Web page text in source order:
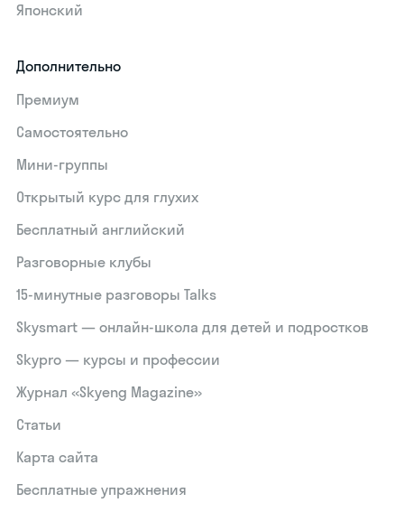
Японский
Дополнительно
Премиум
Самостоятельно
Мини-группы
Открытый курс для глухих
Бесплатный английский
Разговорные клубы
15‑минутные разговоры Talks
Skysmart — онлайн-школа для детей и подростков
Skypro — курсы и профессии
Журнал «Skyeng Magazine»
Статьи
Карта сайта
Бесплатные упражнения